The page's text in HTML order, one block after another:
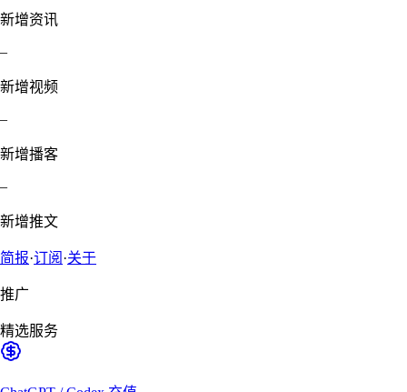
新增资讯
–
新增视频
–
新增播客
–
新增推文
简报·订阅 ·关于
推广
精选服务